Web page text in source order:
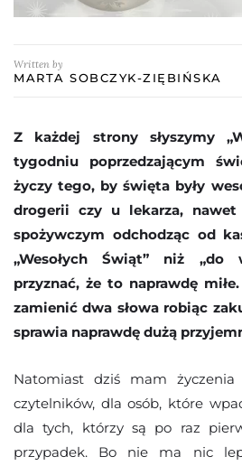
Written by
MARTA SOBCZYK-ZIĘBIŃSKA
Z każdej strony słyszymy
tygodniu poprzedzającym
życzy tego, by święta były
drogerii czy u lekarza,
spożywczym odchodząc od
„Wesołych Świąt” niż „do
przyznać, że to naprawdę
zamienić dwa słowa robiąc
sprawia naprawdę dużą
Natomiast dziś mam
czytelników, dla osób, które
dla tych, którzy są po raz
przypadek. Bo nie ma nic